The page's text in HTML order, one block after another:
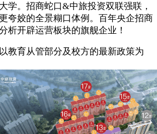
学。招商蛇口&中旅投资双联强联，
夸姣的全景糊口体例。百年央企招商
析开辟运营板块的旗舰企业！
育从管部分及校方的最新政策为